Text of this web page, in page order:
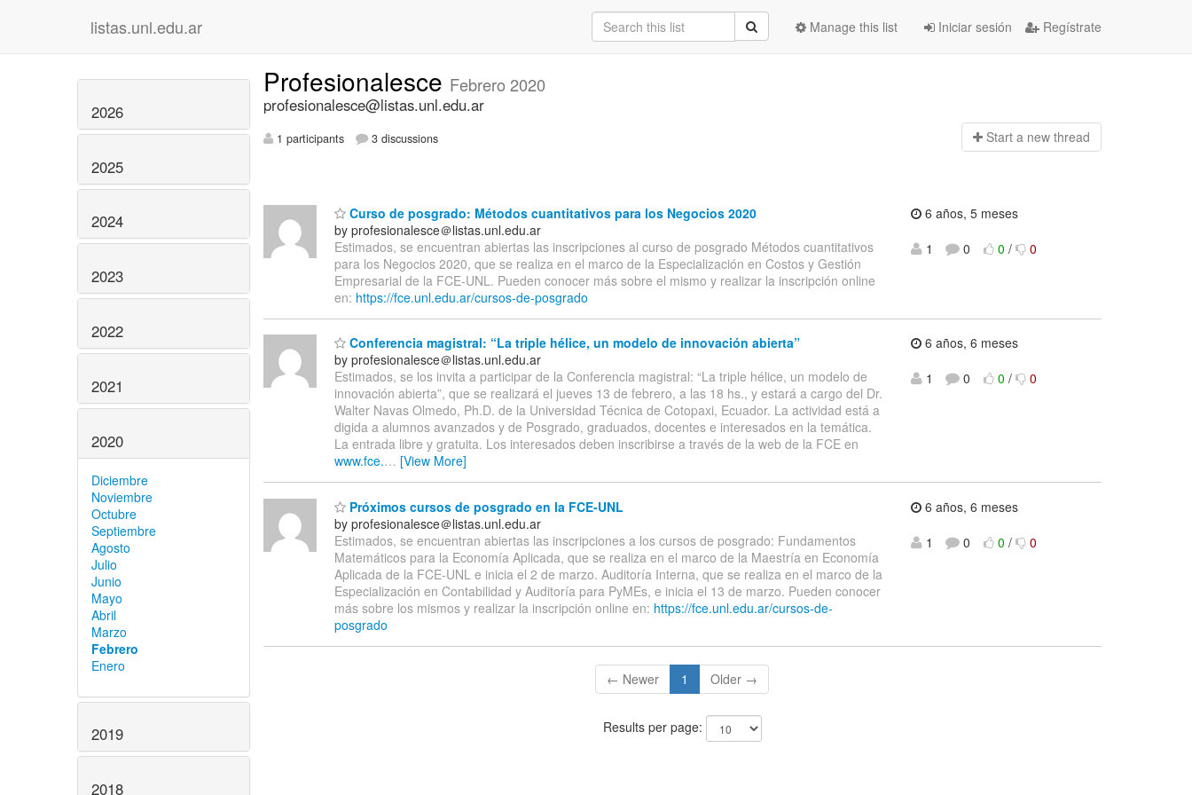
listas.unl.edu.ar Iniciar sesión Regístrate
Manage this list
2026
2025
2024
2023
2022
2021
2020
Diciembre
Noviembre
Octubre
Septiembre
Agosto
Julio
Junio
Mayo
Abril
Marzo
Febrero
Enero
2019
2018
Profesionalesce Febrero 2020
profesionalesce@listas.unl.edu.ar
1 participants 3 discussions Start a new thread
Curso de posgrado: Métodos cuantitativos para los Negocios 2020
by profesionalesce＠listas.unl.edu.ar
Estimados, se encuentran abiertas las inscripciones al curso de posgrado Métodos cuantitativos
para los Negocios 2020, que se realiza en el marco de la Especialización en Costos y Gestión
Empresarial de la FCE-UNL. Pueden conocer más sobre el mismo y realizar la inscripción online
en: https://fce.unl.edu.ar/cursos-de-posgrado
6 años, 5 meses
1
0 0 / 0
Conferencia magistral: “La triple hélice, un modelo de innovación abierta”
by profesionalesce＠listas.unl.edu.ar
Estimados, se los invita a participar de la Conferencia magistral: “La triple hélice, un modelo de
innovación abierta”, que se realizará el jueves 13 de febrero, a las 18 hs., y estará a cargo del Dr.
Walter Navas Olmedo, Ph.D. de la Universidad Técnica de Cotopaxi, Ecuador. La actividad está a
digida a alumnos avanzados y de Posgrado, graduados, docentes e interesados en la temática.
La entrada libre y gratuita. Los interesados deben inscribirse a través de la web de la FCE en
www.fce.… [View More]
6 años, 6 meses
1
0 0 / 0
Próximos cursos de posgrado en la FCE-UNL
by profesionalesce＠listas.unl.edu.ar
Estimados, se encuentran abiertas las inscripciones a los cursos de posgrado: Fundamentos
Matemáticos para la Economía Aplicada, que se realiza en el marco de la Maestría en Economía
Aplicada de la FCE-UNL e inicia el 2 de marzo. Auditoría Interna, que se realiza en el marco de la
Especialización en Contabilidad y Auditoría para PyMEs, e inicia el 13 de marzo. Pueden conocer
más sobre los mismos y realizar la inscripción online en: https://fce.unl.edu.ar/cursos-de-
posgrado
6 años, 6 meses
1
0 0 / 0
← Newer 1 Older →
Results per page: